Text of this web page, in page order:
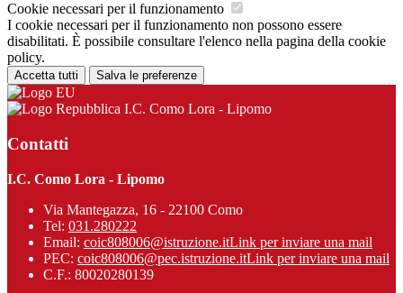
Cookie necessari per il funzionamento
I cookie necessari per il funzionamento non possono essere
disabilitati. È possibile consultare l'elenco nella pagina della cookie
policy.
Accetta tutti Salva le preferenze
I.C. Como Lora - Lipomo
Contatti
I.C. Como Lora - Lipomo
Via Mantegazza, 16 - 22100 Como
Tel: 031.280222
Email: coic808006@istruzione.itLink per inviare una mail
PEC: coic808006@pec.istruzione.itLink per inviare una mail
C.F.: 80020280139